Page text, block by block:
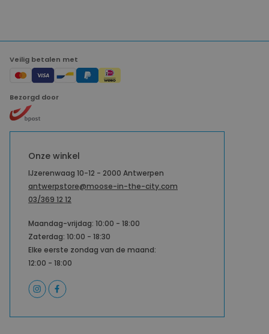
Veilig betalen met
Bezorgd door
Onze winkel
IJzerenwaag 10-12 - 2000 Antwerpen
antwerpstore@moose-in-the-city.com
03/369 12 12
Maandag-vrijdag: 10:00 - 18:00
Zaterdag: 10:00 - 18:30
Elke eerste zondag van de maand:
12:00 - 18:00